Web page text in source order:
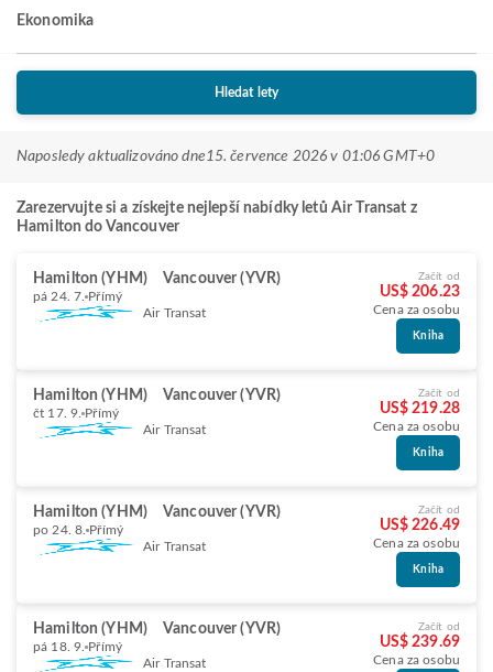
Ekonomika
Hledat lety
Naposledy aktualizováno dne15. července 2026 v 01:06 GMT+0
Zarezervujte si a získejte nejlepší nabídky letů Air Transat z
Hamilton do Vancouver
Hamilton (YHM) Vancouver (YVR)
pá 24. 7. Přímý
Air Transat
Začít od
US$ 206.23
Cena za osobu
Kniha
Hamilton (YHM) Vancouver (YVR)
čt 17. 9. Přímý
Air Transat
Začít od
US$ 219.28
Cena za osobu
Kniha
Hamilton (YHM) Vancouver (YVR)
po 24. 8. Přímý
Air Transat
Začít od
US$ 226.49
Cena za osobu
Kniha
Hamilton (YHM) Vancouver (YVR)
pá 18. 9. Přímý
Air Transat
Začít od
US$ 239.69
Cena za osobu